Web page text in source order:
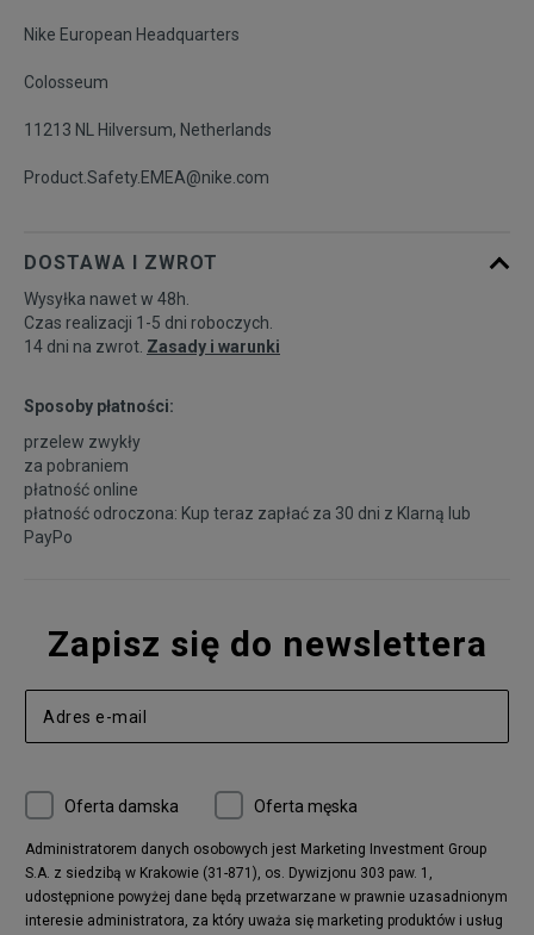
Nike European Headquarters
Colosseum
11213 NL Hilversum, Netherlands
Product.Safety.EMEA@nike.com
DOSTAWA I ZWROT
Wysyłka nawet w 48h.
Czas realizacji 1-5 dni roboczych.
14 dni na zwrot. Zasady i warunki
Sposoby płatności:
przelew zwykły
za pobraniem
płatność online
płatność odroczona: Kup teraz zapłać za 30 dni z Klarną lub
PayPo
Zapisz się do newslettera
Oferta damska Oferta męska
Administratorem danych osobowych jest Marketing Investment Group
S.A. z siedzibą w Krakowie (31-871), os. Dywizjonu 303 paw. 1,
udostępnione powyżej dane będą przetwarzane w prawnie uzasadnionym
interesie administratora, za który uważa się marketing produktów i usług